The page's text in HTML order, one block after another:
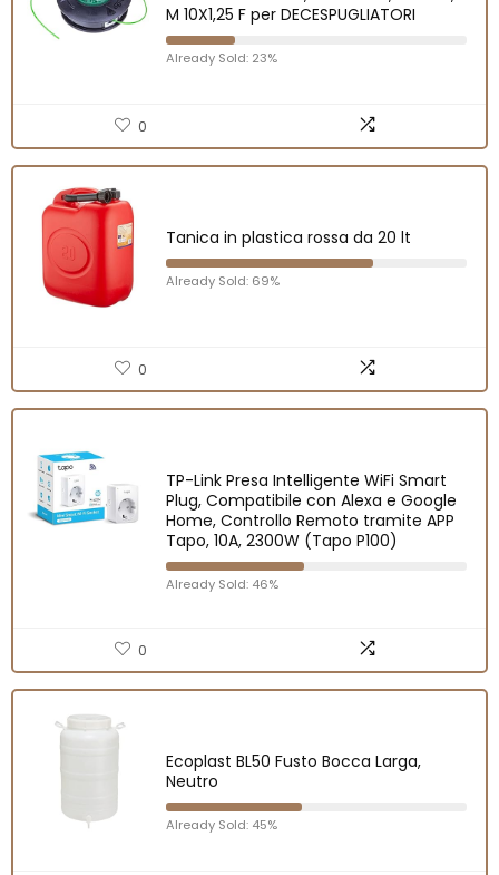
M 10X1,25 F per DECESPUGLIATORI
Already Sold: 23%
0
Tanica in plastica rossa da 20 lt
Already Sold: 69%
0
TP-Link Presa Intelligente WiFi Smart
Plug, Compatibile con Alexa e Google
Home, Controllo Remoto tramite APP
Tapo, 10A, 2300W (Tapo P100)
Already Sold: 46%
0
Ecoplast BL50 Fusto Bocca Larga,
Neutro
Already Sold: 45%